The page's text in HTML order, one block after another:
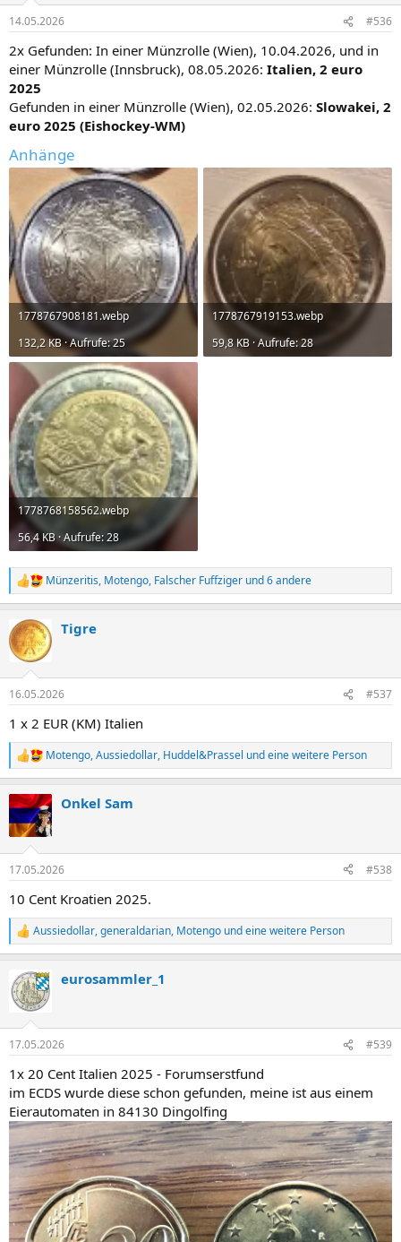
e
:
14.05.2026 #536
2x Gefunden: In einer Münzrolle (Wien), 10.04.2026, und in
einer Münzrolle (Innsbruck), 08.05.2026: Italien, 2 euro
2025
Gefunden in einer Münzrolle (Wien), 02.05.2026: Slowakei, 2
euro 2025 (Eishockey-WM)
Anhänge
1778767908181.webp
132,2 KB · Aufrufe: 25
1778767919153.webp
59,8 KB · Aufrufe: 28
1778768158562.webp
56,4 KB · Aufrufe: 28
R
e
k
t
i
e
Münzeritis, Motengo, Falscher Fuffziger und 6 andere
Tigre
16.05.2026 #537
1 x 2 EUR (KM) Italien
R
e
k
t
i
e
:
Motengo,Aussiedollar, Huddel&Prassel und eine weitere Person
Onkel Sam
17.05.2026 #538
10 Cent Kroatien 2025.
R
e
k
t
i
e
:
Aussiedollar,generaldarian, Motengo und eine weitere Person
eurosammler_1
17.05.2026 #539
1x 20 Cent Italien 2025 - Forumserstfund
im ECDS wurde diese schon gefunden, meine ist aus einem
Eierautomaten in 84130 Dingolfing